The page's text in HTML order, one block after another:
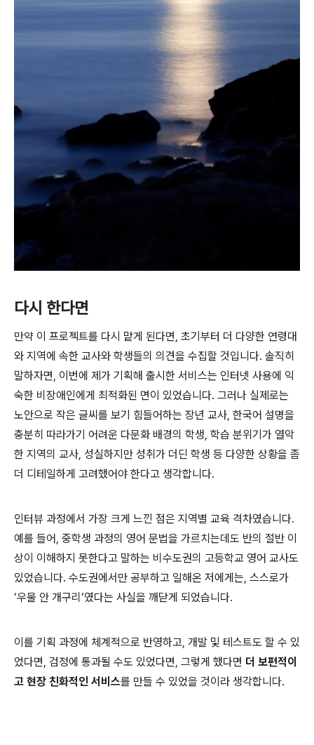
다시 한다면
만약 이 프로젝트를 다시 맡게 된다면, 초기부터 더 다양한 연령대
와 지역에 속한 교사와 학생들의 의견을 수집할 것입니다. 솔직히
말하자면, 이번에 제가 기획해 출시한 서비스는 인터넷 사용에 익
숙한 비장애인에게 최적화된 면이 있었습니다. 그러나 실제로는
노안으로 작은 글씨를 보기 힘들어하는 장년 교사, 한국어 설명을
충분히 따라가기 어려운 다문화 배경의 학생, 학습 분위기가 열악
한 지역의 교사, 성실하지만 성취가 더딘 학생 등 다양한 상황을 좀
더 디테일하게 고려했어야 한다고 생각합니다.
인터뷰 과정에서 가장 크게 느낀 점은 지역별 교육 격차였습니다.
예를 들어, 중학생 과정의 영어 문법을 가르치는데도 반의 절반 이
상이 이해하지 못한다고 말하는 비수도권의 고등학교 영어 교사도
있었습니다. 수도권에서만 공부하고 일해온 저에게는, 스스로가
‘우물 안 개구리’였다는 사실을 깨닫게 되었습니다.
이를 기획 과정에 체계적으로 반영하고, 개발 및 테스트도 할 수 있
었다면, 검정에 통과될 수도 있었다면, 그렇게 했다면 더 보편적이
고 현장 친화적인 서비스를 만들 수 있었을 것이라 생각합니다.